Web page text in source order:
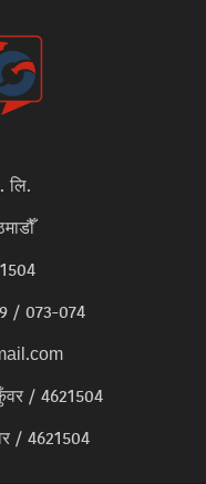
लि.
/ 073-074
/ 4621504
/ 4621504